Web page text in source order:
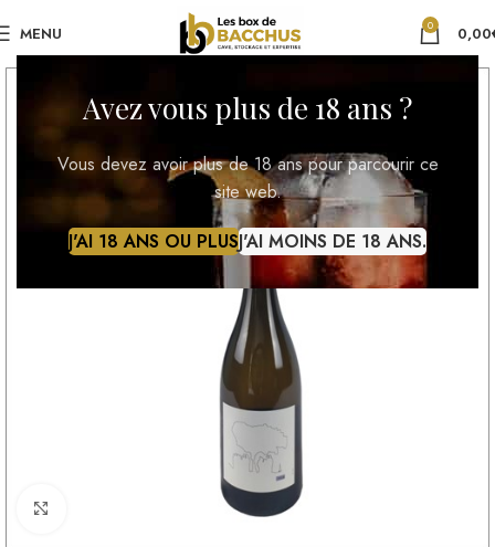
Avez vous plus de 18 ans ?
Vous devez avoir plus de 18 ans pour parcourir ce
site web.
J'AI 18 ANS OU PLUSJ'AI MOINS DE 18 ANS.
MENU 0 0,00
Cliquez pour agrandir